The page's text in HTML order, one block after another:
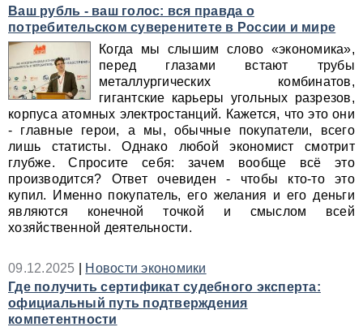
Ваш рубль - ваш голос: вся правда о
потребительском суверенитете в России и мире
Когда мы слышим слово «экономика»,
перед глазами встают трубы
металлургических комбинатов,
гигантские карьеры угольных разрезов,
корпуса атомных электростанций. Кажется, что это они
- главные герои, а мы, обычные покупатели, всего
лишь статисты. Однако любой экономист смотрит
глубже. Спросите себя: зачем вообще всё это
производится? Ответ очевиден - чтобы кто‑то это
купил. Именно покупатель, его желания и его деньги
являются конечной точкой и смыслом всей
хозяйственной деятельности.
09.12.2025
Новости экономики
Где получить сертификат судебного эксперта:
официальный путь подтверждения
компетентности